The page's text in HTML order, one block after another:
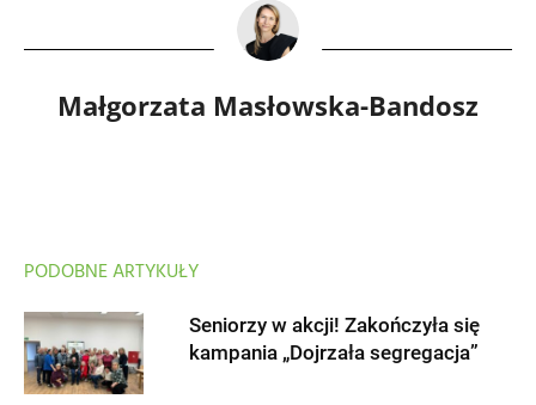
Małgorzata Masłowska-Bandosz
PODOBNE ARTYKUŁY
Seniorzy w akcji! Zakończyła się
kampania „Dojrzała segregacja”